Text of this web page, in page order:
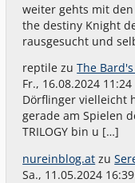
weiter gehts mit
the destiny Knight
rausgesucht und
reptile zuThe
Fr., 16.08.2024 11:24
Dörflinger vielleicht
gerade am Spielen
TRILOGY bin u […]
nureinblog.at zu
Sa., 11.05.2024 16:39